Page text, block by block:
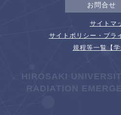
お問合せ
サイトマ
サイトポリシー・プラ
規程等一覧【学
HIROSAKI
RADIATION